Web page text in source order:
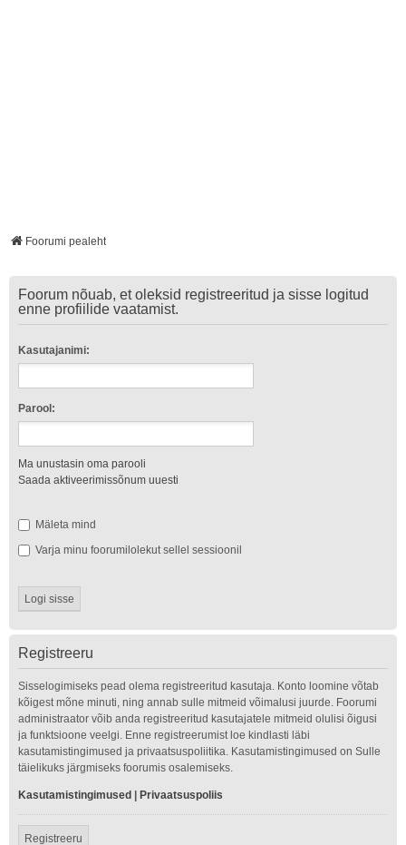
Foorumi pealeht
Foorum nõuab, et oleksid registreeritud ja sisse logitud
enne profiilide vaatamist.
Kasutajanimi:
Parool:
Ma unustasin oma parooli
Saada aktiveerimissõnum uuesti
Mäleta mind
Varja minu foorumilolekut sellel sessioonil
Registreeru
Sisselogimiseks pead olema registreeritud kasutaja. Konto loomine võtab
kõigest mõne minuti, ning annab sulle mitmeid võimalusi juurde. Foorumi
administraator võib anda registreeritud kasutajatele mitmeid olulisi õigusi
ja funktsioone veelgi. Enne registreerumist loe kindlasti läbi
kasutamistingimused ja privaatsuspoliitika. Kasutamistingimused on Sulle
täielikuks järgmiseks foorumis osalemiseks.
Kasutamistingimused Privaatsuspoliis
Registreeru